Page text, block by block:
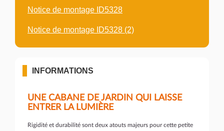
Notice de montage ID5328
Notice de montage ID5328 (2)
INFORMATIONS
UNE CABANE DE JARDIN QUI LAISSE
ENTRER LA LUMIÈRE
Rigidité et durabilité sont deux atouts majeurs pour cette petite